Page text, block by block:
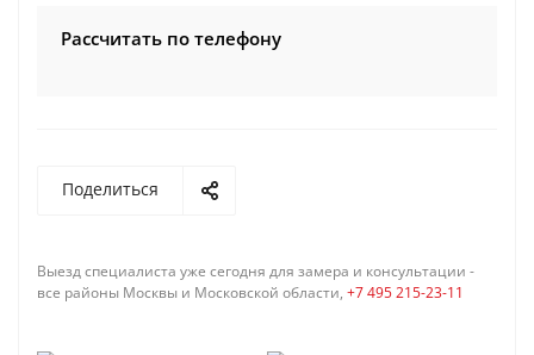
Рассчитать по телефону
Поделиться
Выезд специалиста уже сегодня для замера и консультации -
все районы Москвы и Московской области, +7 495 215-23-11